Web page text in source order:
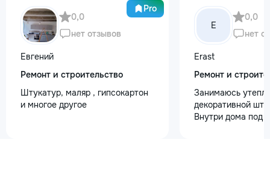
Pro
0,0
нет отзывов
Евгений
Ремонт и строительство
Штукатур, маляр , гипсокартон
и многое другое
E
0,0
нет
Erast
Ремонт и
Занимаюсь
декоративной
Внутри дома под